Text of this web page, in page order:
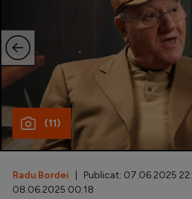
Fotbal feminin
Special
Diverse
Inedit
Clasamente
(11)
Radu Bordei | Publicat: 07.06.2025
08.06.2025 00:18